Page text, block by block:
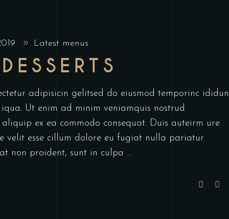
Latest menus
adipisicin gelitsed do eiusmod temporinc
Ut enim ad minim veniamquis nostrud
ex ea commodo consequat. Duis auteirm ure
velit esse cillum dolore eu fugiat nulla pariatur.
non proident, sunt in culpa